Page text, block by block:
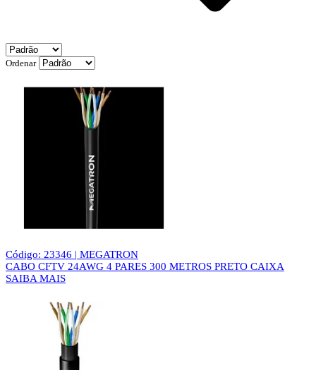
Ordenar
Código: 23346 | MEGATRON
CABO CFTV 24AWG 4 PARES 300 METROS PRETO CAIXA
SAIBA MAIS